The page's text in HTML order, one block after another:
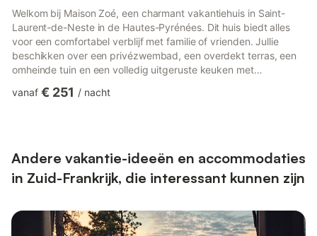
Welkom bij Maison Zoé, een charmant vakantiehuis in Saint-
Laurent-de-Neste in de Hautes-Pyrénées. Dit huis biedt alles
voor een comfortabel verblijf met familie of vrienden. Jullie
beschikken over een privézwembad, een overdekt terras, een
omheinde tuin en een volledig uitgeruste keuken met
blijven jullie eenvoudig verbonden en is er een aparte werkplek
vanaf € 251 / nacht
Andere vakantie-ideeën en accommodaties
in Zuid-Frankrijk, die interessant kunnen zijn